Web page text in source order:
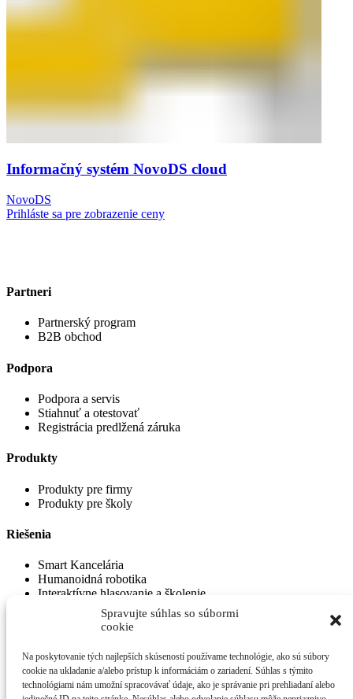
Spravujte súhlas so súbormi
cookie
Na poskytovanie tých najlepších skúseností používame technológie, ako sú súbory
cookie na ukladanie a/alebo prístup k informáciám o zariadení. Súhlas s týmito
technológiami nám umožní spracovávať údaje, ako je správanie pri prehliadaní alebo
Informačný systém NovoDS cloud
NovoDS
Prihláste sa pre zobrazenie ceny
Partneri
Partnerský program
B2B obchod
Podpora
Podpora a servis
Stiahnuť a otestovať
Registrácia predlžená záruka
Produkty
Produkty pre firmy
Produkty pre školy
Riešenia
Smart Kancelária
Humanoidná robotika
Interaktívne hlasovanie a školenie
Ochrana osobných údajov|Obchodné podmienky